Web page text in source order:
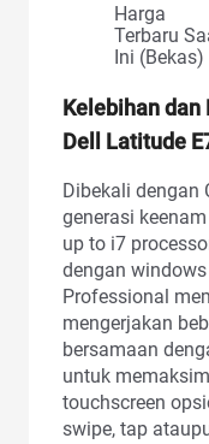
Harga
Terbaru
Ini (Bekas)
Kelebihan dan
Dell Latitude
Dibekali dengan
generasi
up to i7
dengan
Professional
mengerjakan
bersamaan
untuk
touchscreen
swipe, tap